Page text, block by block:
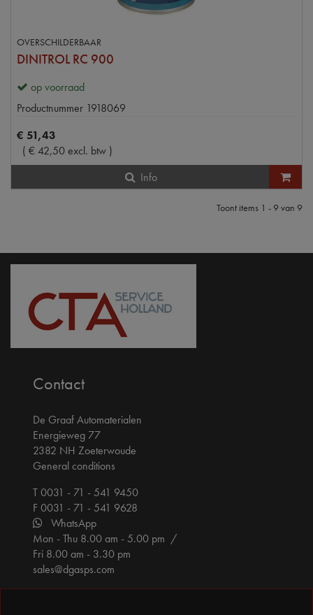
OVERSCHILDERBAAR
DINITROL RC 900
op voorraad
Productnummer 1918069
€ 51,43
( €42,50excl. btw )
Info
Toont items 1 - 9 van 9
Contact
De Graaf Automaterialen
Energieweg 77
2382 NH Zoeterwoude
General conditions
T 0031 - 71 - 541 9450
F 0031 - 71 - 541 9628
WhatsApp
Mon - Thu 8.00 am - 5.00 pm /
Fri 8.00 am - 3.30 pm
sales@dgasps.com